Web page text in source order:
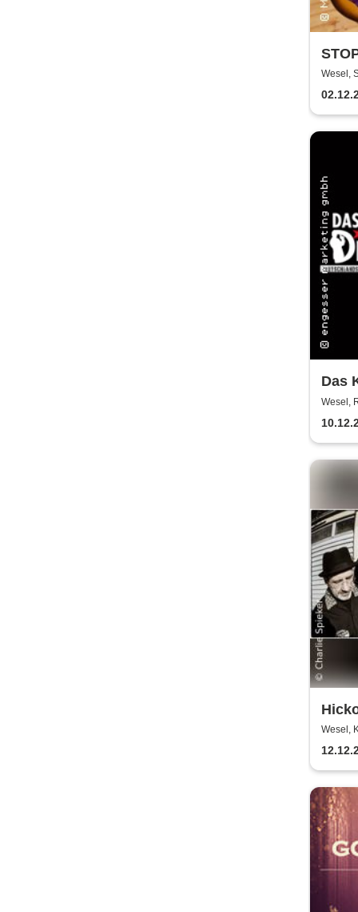
Wesel,
Das
Wesel,
Wesel,